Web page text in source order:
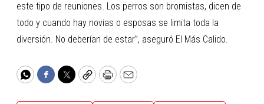
este tipo de reuniones. Los perros son bromistas, dicen de
todo y cuando hay novias o esposas se limita toda la
diversión. No deberían de estar”, aseguró El Más Calido.
WhatsApp
Facebook
TwitterCopyPrintEmail